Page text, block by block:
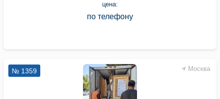
цена:
по телефону
Москва
№ 1359